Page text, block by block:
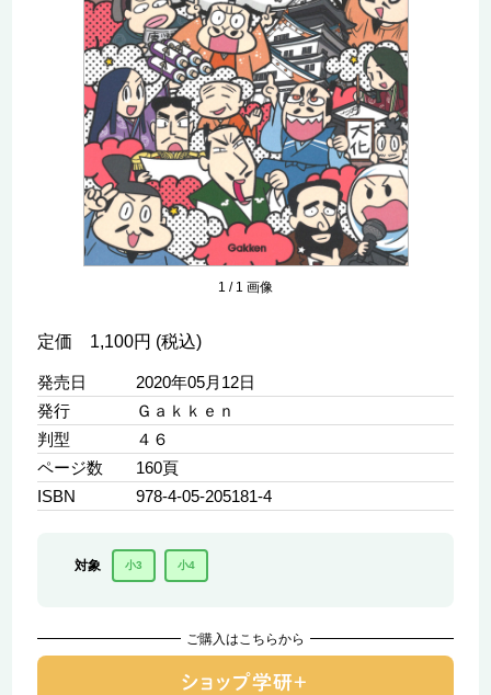
1 / 1 画像
定価 1,100円 (税込)
発売日
2020年05月12日
発行
Ｇａｋｋｅｎ
判型
４６
ページ数
160頁
ISBN
978-4-05-205181-4
対象 小3 小4
ご購入はこちらから